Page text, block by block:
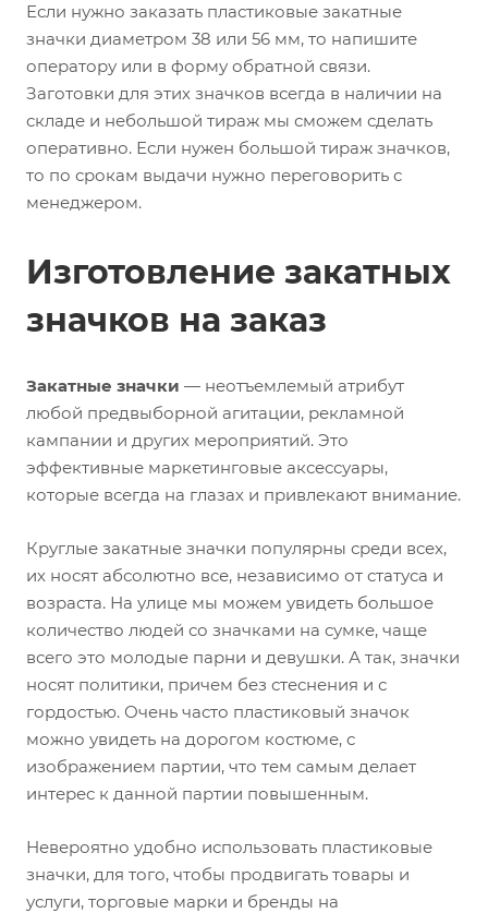
Если нужно заказать пластиковые закатные
значки диаметром 38 или 56 мм, то напишите
оператору или в форму обратной связи.
Заготовки для этих значков всегда в наличии на
складе и небольшой тираж мы сможем сделать
оперативно. Если нужен большой тираж значков,
то по срокам выдачи нужно переговорить с
менеджером.
Изготовление закатных
значков на заказ
Закатные значки — неотъемлемый атрибут
любой предвыборной агитации, рекламной
кампании и других мероприятий. Это
эффективные маркетинговые аксессуары,
которые всегда на глазах и привлекают внимание.
Круглые закатные значки популярны среди всех,
их носят абсолютно все, независимо от статуса и
возраста. На улице мы можем увидеть большое
количество людей со значками на сумке, чаще
всего это молодые парни и девушки. А так, значки
носят политики, причем без стеснения и с
гордостью. Очень часто пластиковый значок
можно увидеть на дорогом костюме, с
изображением партии, что тем самым делает
интерес к данной партии повышенным.
Невероятно удобно использовать пластиковые
значки, для того, чтобы продвигать товары и
услуги, торговые марки и бренды на